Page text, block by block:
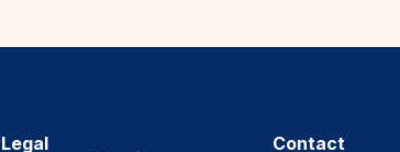
Legal
Contact